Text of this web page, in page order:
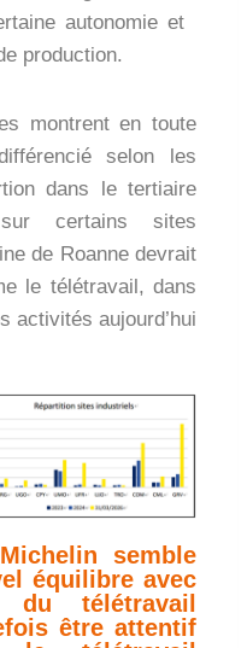
autonomie et
production.
montrent en toute
selon les
dans le tertiaire
certains sites
de Roanne devrait
le télétravail, dans
activités aujourd’hui
semble
équilibre avec
du télétravail
être attentif